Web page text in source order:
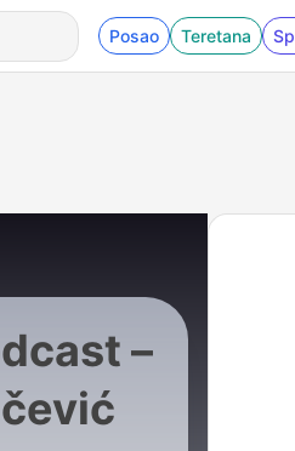
Posao Teretana
–